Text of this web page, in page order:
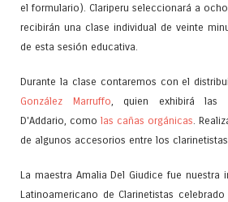
el formulario). Clariperu seleccionará a
recibirán una clase individual de veinte
de esta sesión educativa.
Durante la clase contaremos con el
González Marruffo , quien exhibirá las
D'Addario, como las cañas orgánicas .
de algunos accesorios entre los clarinetistas
La maestra Amalia Del Giudice fue nuestra
Latinoamericano de Clarinetistas